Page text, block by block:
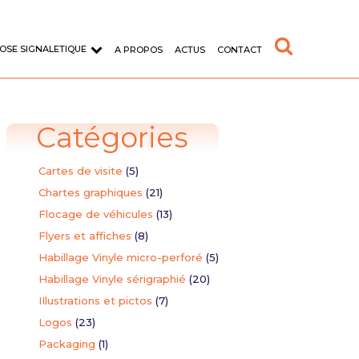
SIGNALETIQUE A PROPOS ACTUS CONTACT
Typographie
Création de la police de caractère
format sur adhésif vinyle
Catégories
Cartes de visite (5)
Chartes graphiques (21)
Flocage de véhicules (13)
Flyers et affiches (8)
Habillage Vinyle micro-perforé (5)
Habillage Vinyle sérigraphié (20)
IIlustrations et pictos (7)
Logos (23)
Packaging (1)